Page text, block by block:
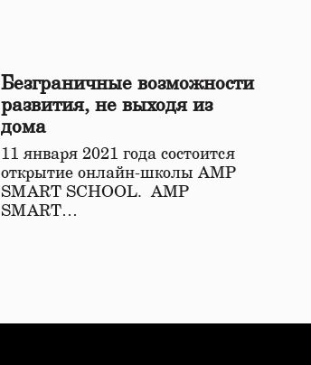
Безграничные возможности
развития, не выходя из
дома
11 января 2021 года состоится
открытие онлайн-школы АМР
SMART SCHOOL. АМР
SMART…